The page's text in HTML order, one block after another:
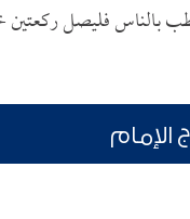
فليصل ركعتين